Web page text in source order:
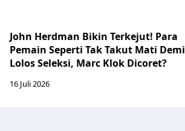
John Herdman Bikin Terkejut! Para
Pemain Seperti Tak Takut Mati Demi
Lolos Seleksi, Marc Klok Dicoret?
16 Juli 2026